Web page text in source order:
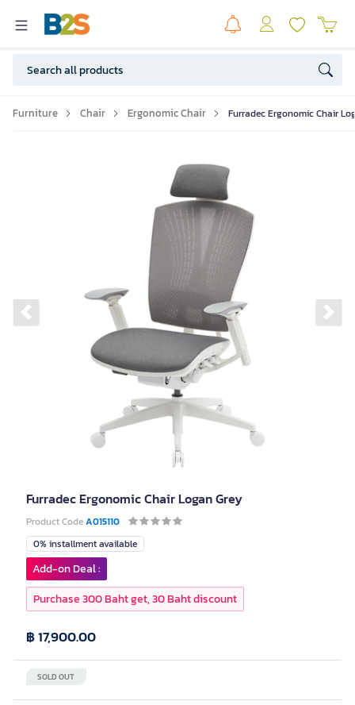
Furniture Chair Ergonomic Chair Furradec Ergonomic Chair
Previous slide
Furradec Ergonomic Chair Logan Grey
Product CodeA015110
0% installment available
SOLD OUT
฿ 17,900.00
Add-on Deal :
Purchase 300 Baht get, 30 Baht discount